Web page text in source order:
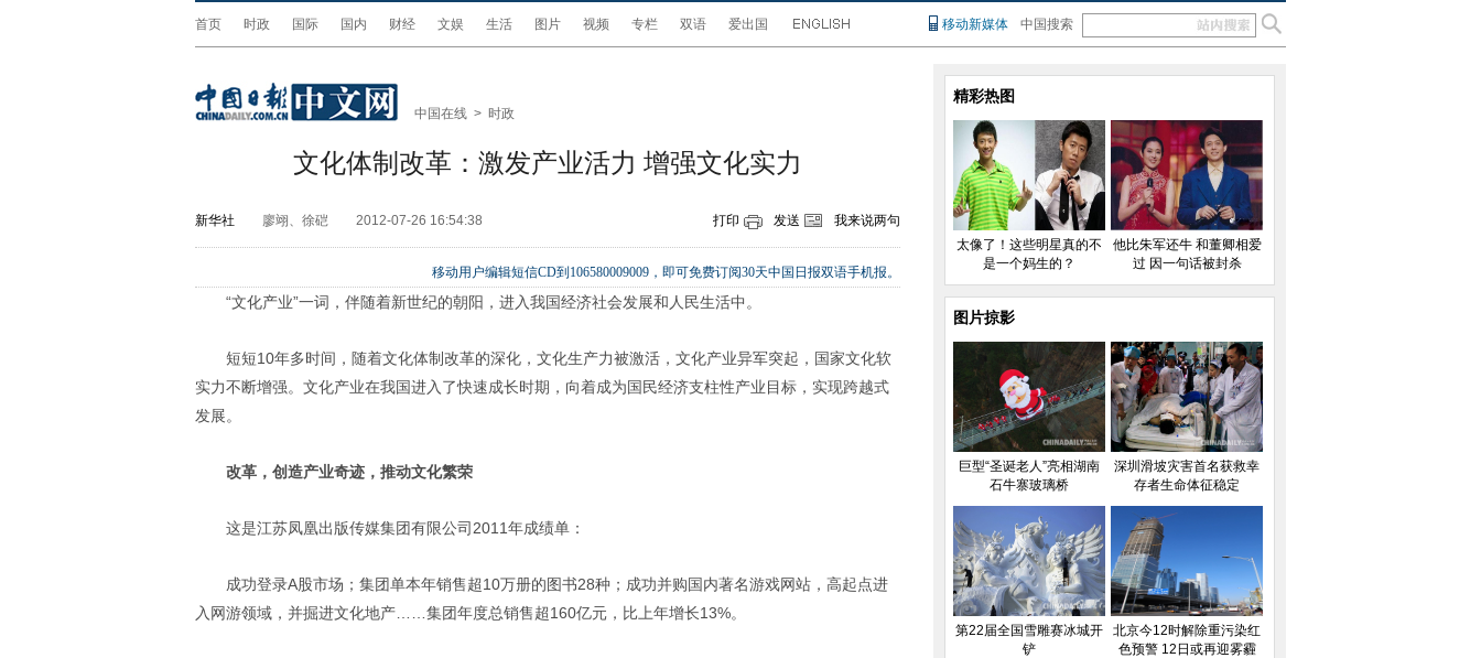
首页 时政 国际 国内 财经 文娱 生活 图片 视频 专栏 双语 爱出国 移动新媒体 中国搜索
中国在线 > 时政
文化体制改革：激发产业活力 增强文化实力
新华社 廖翊、徐硙 2012-07-26 16:54:38 打印 发送 我来说两句
移动用户编辑短信CD到106580009009，即可免费订阅30天中国日报双语手机报。
“文化产业”一词，伴随着新世纪的朝阳，进入我国经济社会发展和人民生活中。
短短10年多时间，随着文化体制改革的深化，文化生产力被激活，文化产业异军突起，国家文化软
实力不断增强。文化产业在我国进入了快速成长时期，向着成为国民经济支柱性产业目标，实现跨越式
发展。
改革，创造产业奇迹，推动文化繁荣
这是江苏凤凰出版传媒集团有限公司2011年成绩单：
成功登录A股市场；集团单本年销售超10万册的图书28种；成功并购国内著名游戏网站，高起点进
入网游领域，并掘进文化地产……集团年度总销售超160亿元，比上年增长13%。
精彩热图
太像了！这些明星真的不
是一个妈生的？
他比朱军还牛 和董卿相爱
过 因一句话被封杀
图片掠影
巨型“圣诞老人”亮相湖南
石牛寨玻璃桥
深圳滑坡灾害首名获救幸
存者生命体征稳定
第22届全国雪雕赛冰城开
铲
北京今12时解除重污染红
色预警 12日或再迎雾霾